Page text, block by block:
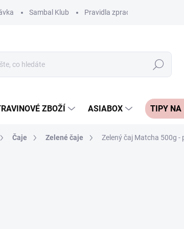
Sambal Klub Pravidla zpracování recenzí
Hledat
ZBOŽÍ ASIABOX TIPY NA
Čaje Zelené čaje Zelený čaj Matcha 500g -